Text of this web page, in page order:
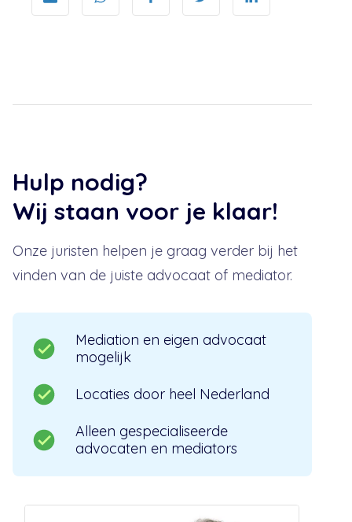
Hulp nodig?
Wij staan voor je klaar!
Onze juristen helpen je graag verder bij het
vinden van de juiste advocaat of mediator.
Mediation en eigen advocaat
mogelijk
Locaties door heel Nederland
Alleen gespecialiseerde
advocaten en mediators